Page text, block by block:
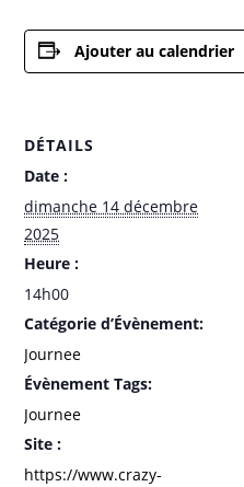
Ajouter au calendrier
DÉTAILS
Date :
dimanche 14 décembre
2025
Heure :
14h00
Catégorie d’Évènement:
Journee
Évènement Tags:
Journee
Site :
https://www.crazy-